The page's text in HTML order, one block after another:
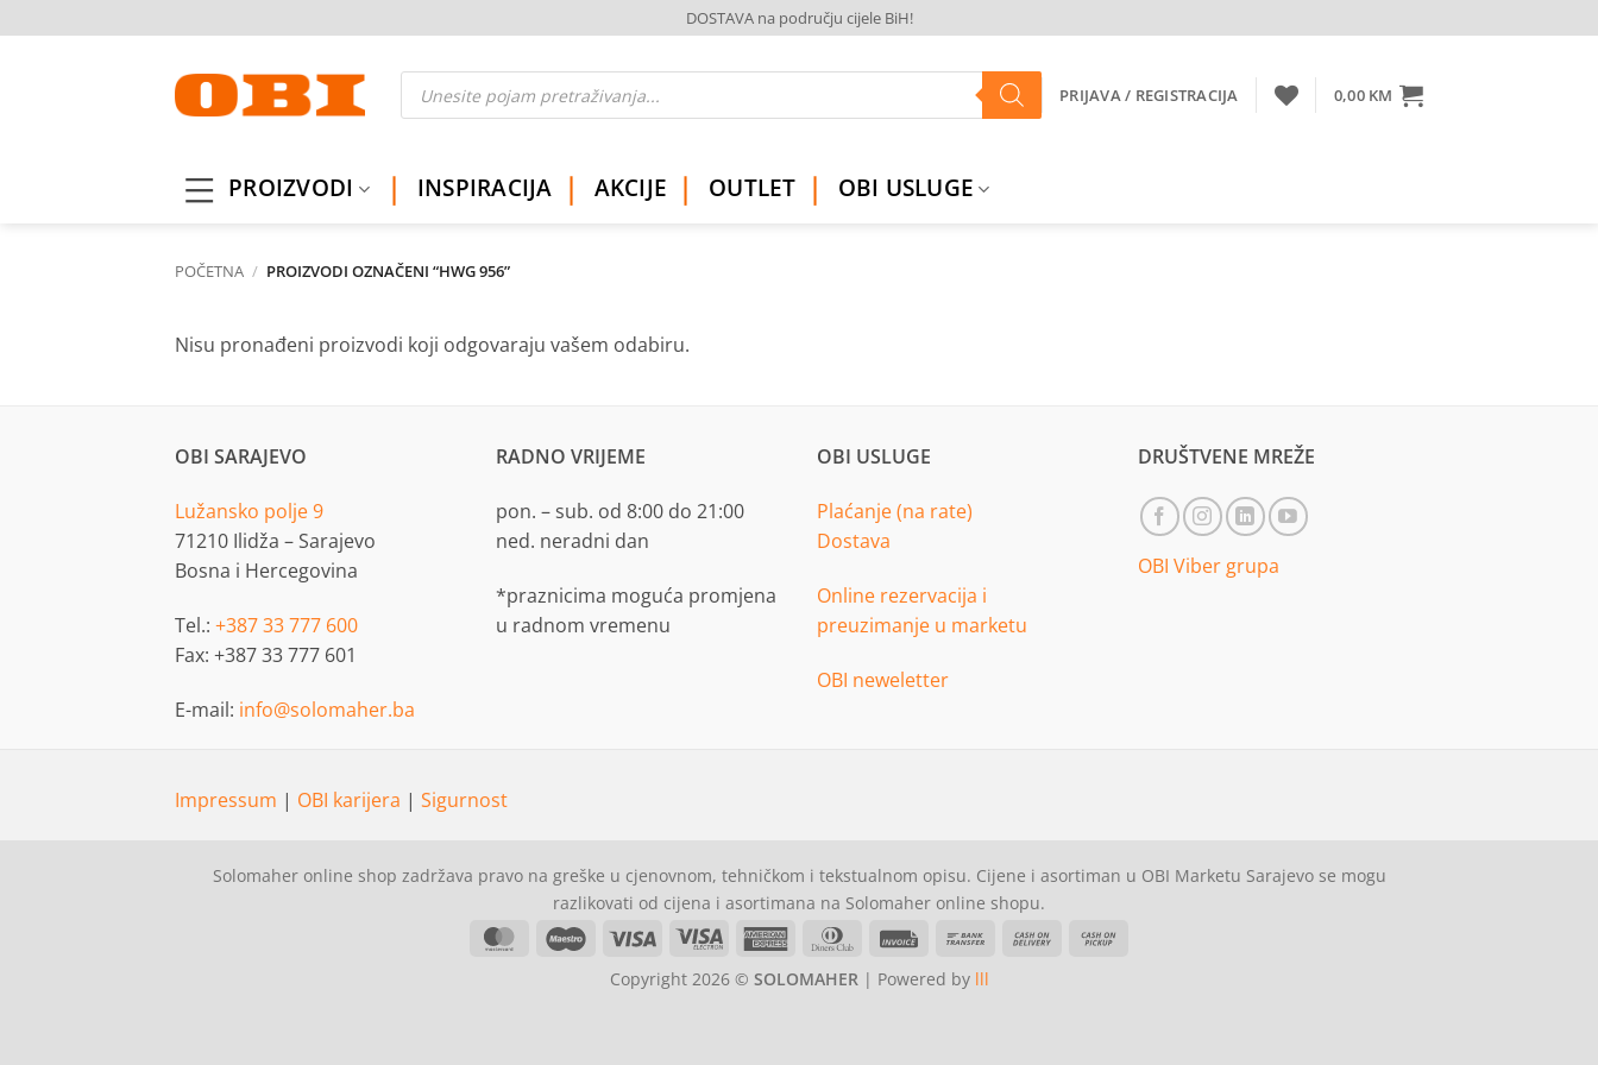
to
DOSTAVA na području cijele BiH!
Products
search PRIJAVA / REGISTRACIJA 0,00 KM
PROIZVODI INSPIRACIJA AKCIJE OUTLET OBI USLUGE
POČETNA / PROIZVODI OZNAČENI “HWG 956”
Nisu pronađeni proizvodi koji odgovaraju vašem odabiru.
OBI SARAJEVO
Lužansko polje 9
71210 Ilidža – Sarajevo
Bosna i Hercegovina
Tel.: +387 33 777 600
Fax: +387 33 777 601
E-mail: info@solomaher.ba
RADNO VRIJEME
pon. – sub. od 8:00 do 21:00
ned. neradni dan
*praznicima moguća promjena
u radnom vremenu
OBI USLUGE
Plaćanje (na rate)
Dostava
Online rezervacija i
preuzimanje u marketu
OBI neweletter
DRUŠTVENE MREŽE
OBI Viber grupa
Impressum | OBI karijera | Sigurnost
Solomaher online shop zadržava pravo na greške u cjenovnom, tehničkom i tekstualnom opisu. Cijene i asortiman u OBI Marketu Sarajevo se mogu
razlikovati od cijena i asortimana na Solomaher online shopu.
MasterCardMaestro Visa
Visa
American Dinners
Invoice
Bank
Cash
Copyright 2026 © SOLOMAHER| Powered by lll